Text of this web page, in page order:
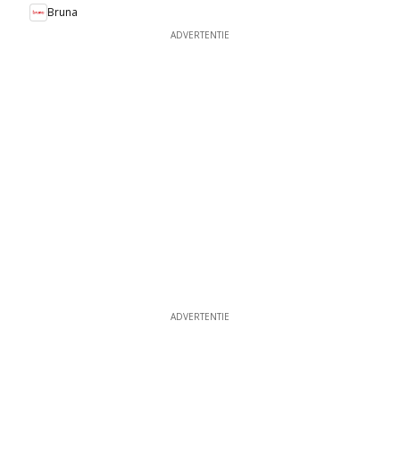
Bruna
ADVERTENTIE
ADVERTENTIE